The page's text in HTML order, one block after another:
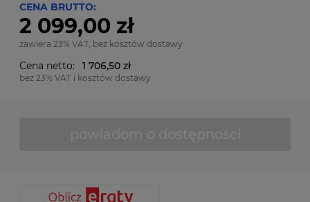
CENA BRUTTO:
2 099,00 zł
zawiera 23% VAT, bez kosztów dostawy
Cena netto: 1 706,50 zł
bez 23% VAT i kosztów dostawy